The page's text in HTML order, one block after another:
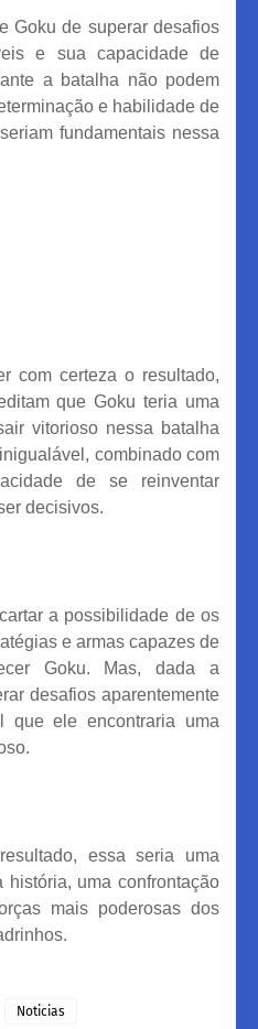
Goku de superar desafios
e sua capacidade de
a batalha não podem
e habilidade de
fundamentais nessa
com certeza o resultado,
que Goku teria uma
vitorioso nessa batalha
combinado com
de se reinventar
decisivos.
a possibilidade de os
e armas capazes de
Goku. Mas, dada a
desafios aparentemente
que ele encontraria uma
essa seria uma
uma confrontação
mais poderosas dos
Noticias